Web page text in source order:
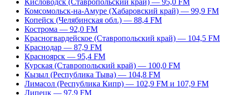
Кисловодск (Ставропольский край) — 95,0 FM
Комсомольск-на-Амуре (Хабаровский край) — 99,9 FM
Копейск (Челябинская обл.) — 88,4 FM
Кострома — 92,0 FM
Красногвардейское (Ставропольский край) — 104,5 FM
Краснодар — 87,9 FM
Красноярск — 95,4 FM
Курская (Ставропольский край) — 100,0 FM
Кызыл (Республика Тыва) — 104,8 FM
Лимасол (Республика Кипр) — 102,9 FM и 107,9 FM
Липецк — 97,9 FM